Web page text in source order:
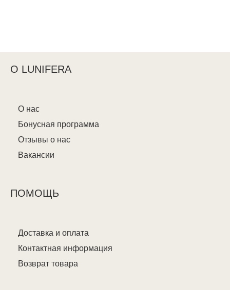
О LUNIFERA
О нас
Бонусная программа
Отзывы о нас
Вакансии
ПОМОЩЬ
Доставка и оплата
Контактная информация
Возврат товара